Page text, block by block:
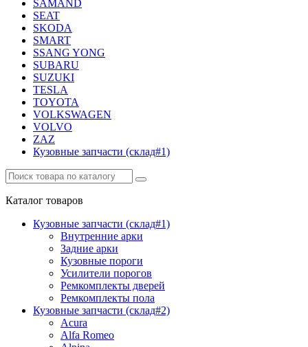
SAMAND
SEAT
SKODA
SMART
SSANG YONG
SUBARU
SUZUKI
TESLA
TOYOTA
VOLKSWAGEN
VOLVO
ZAZ
Кузовные запчасти (склад#1)
Каталог товаров
Кузовные запчасти (склад#1)
Внутренние арки
Задние арки
Кузовные пороги
Усилители порогов
Ремкомплекты дверей
Ремкомплекты пола
Кузовные запчасти (склад#2)
Acura
Alfa Romeo